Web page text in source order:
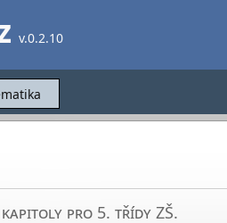
v.0.2.10
pro 5. třídy ZŠ.